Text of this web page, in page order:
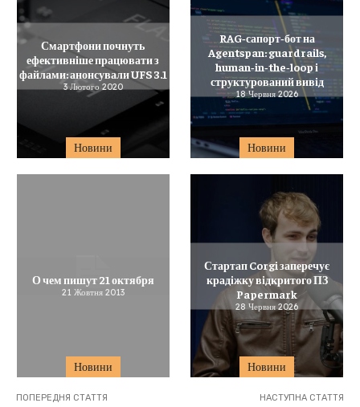
Новини
Смартфони почнуть
ефективніше працювати з
файлами: анонсували UFS 3.1
3 Лютого 2020
Новини
RAG‑сапорт‑бот на
Agentspan: guardrails,
human‑in‑the‑loop і
структурований вивід
18 Червня 2026
Новини
О чем пишут 21 октября
21 Жовтня 2013
Новини
Стартап Corgi заперечує
крадіжку відкритого ПЗ
Papermark
28 Червня 2026
ПОПЕРЕДНЯ СТАТТЯ НАСТУПНА СТАТТЯ